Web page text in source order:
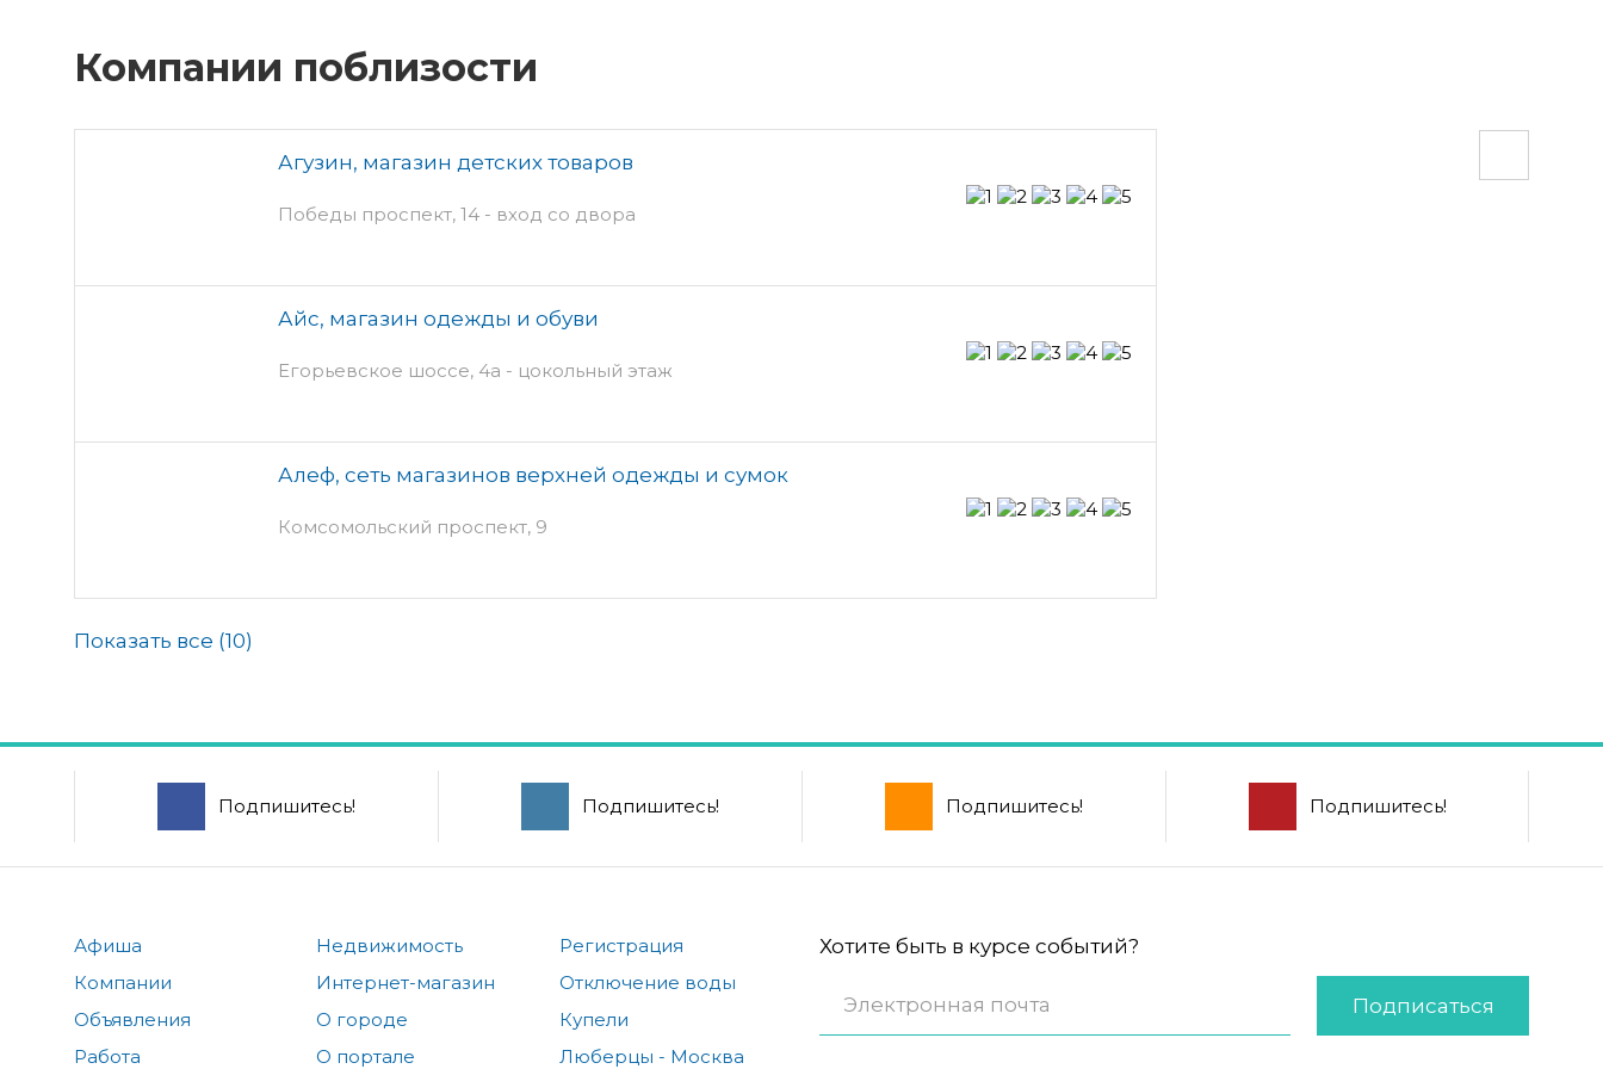
Компании поблизости
Агузин, магазин детских товаров
Победы проспект, 14 - вход со двора
Айс, магазин одежды и обуви
Егорьевское шоссе, 4а - цокольный этаж
Алеф, сеть магазинов верхней одежды и сумок
Комсомольский проспект, 9
Показать все (10)
Подпишитесь! Подпишитесь! Подпишитесь! Подпишитесь!
Афиша
Компании
Объявления
Работа
Недвижимость
Интернет-магазин
О городе
О портале
Регистрация
Отключение воды
Купели
Люберцы - Москва
Хотите быть в курсе событий?
Подписаться